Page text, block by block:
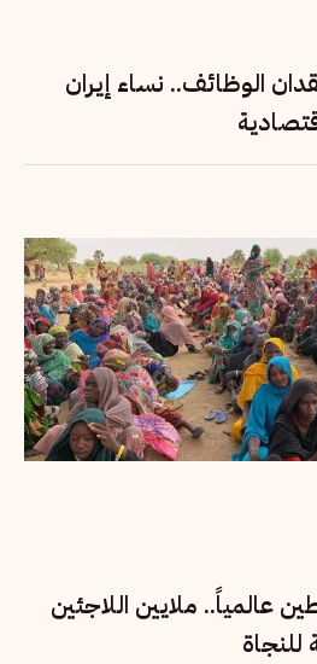
الوظائف.. نساء إيران
عالمياً.. ملايين اللاجئين